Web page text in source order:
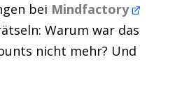
bei Mindfactory
Warum war das
nicht mehr? Und